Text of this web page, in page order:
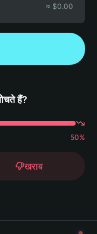
≈ $0.00
हैं?
50%
खराब